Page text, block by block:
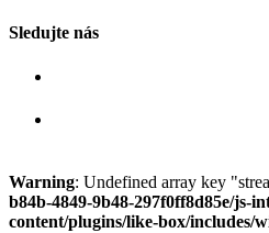
Sledujte nás
Warning: Undefined array key
b84b-4849-9b48-297f0ff8d85e/js-
content/plugins/like-box/includes/